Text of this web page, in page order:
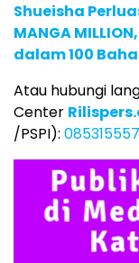
Shueisha
MANGA
dalam 100
Atau hubungi
Center
/PSPI):